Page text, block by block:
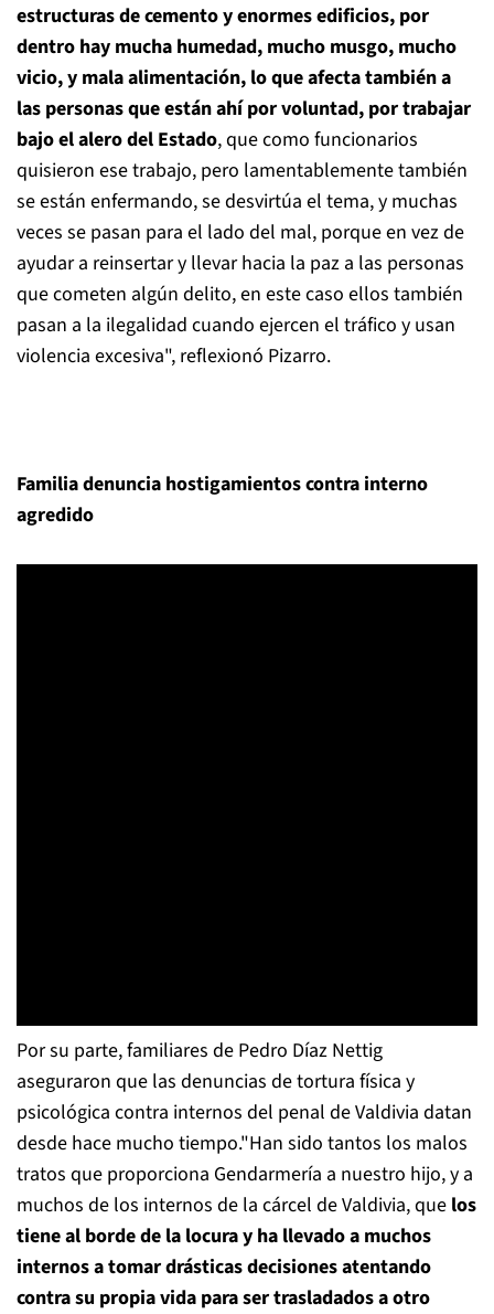
estructuras de cemento y enormes edificios, por
dentro hay mucha humedad, mucho musgo, mucho
vicio, y mala alimentación, lo que afecta también a
las personas que están ahí por voluntad, por trabajar
bajo el alero del Estado, que como funcionarios
quisieron ese trabajo, pero lamentablemente también
se están enfermando, se desvirtúa el tema, y muchas
veces se pasan para el lado del mal, porque en vez de
ayudar a reinsertar y llevar hacia la paz a las personas
que cometen algún delito, en este caso ellos también
pasan a la ilegalidad cuando ejercen el tráfico y usan
violencia excesiva", reflexionó Pizarro.
Familia denuncia hostigamientos contra interno
agredido
Por su parte, familiares de Pedro Díaz Nettig
aseguraron que las denuncias de tortura física y
psicológica contra internos del penal de Valdivia datan
desde hace mucho tiempo."Han sido tantos los malos
tratos que proporciona Gendarmería a nuestro hijo, y a
muchos de los internos de la cárcel de Valdivia, que los
tiene al borde de la locura y ha llevado a muchos
internos a tomar drásticas decisiones atentando
contra su propia vida para ser trasladados a otro